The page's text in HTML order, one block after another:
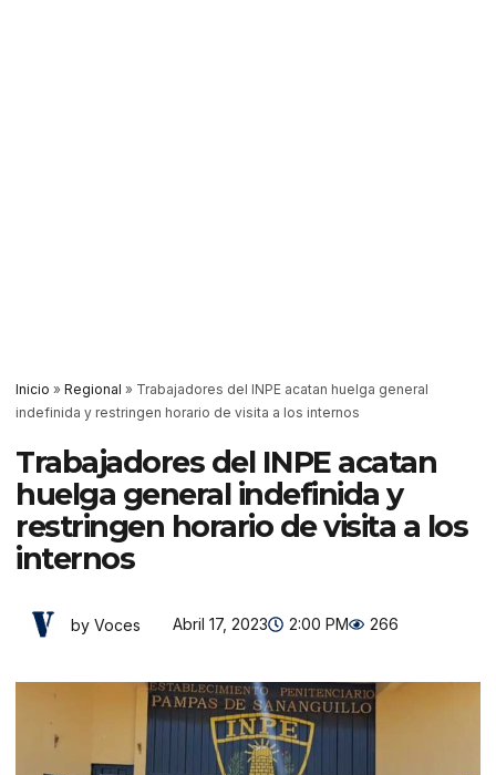
Inicio » Regional » Trabajadores del INPE acatan huelga general
indefinida y restringen horario de visita a los internos
Trabajadores del INPE acatan
huelga general indefinida y
restringen horario de visita a los
internos
by Voces Abril 17, 2023 2:00 PM 266